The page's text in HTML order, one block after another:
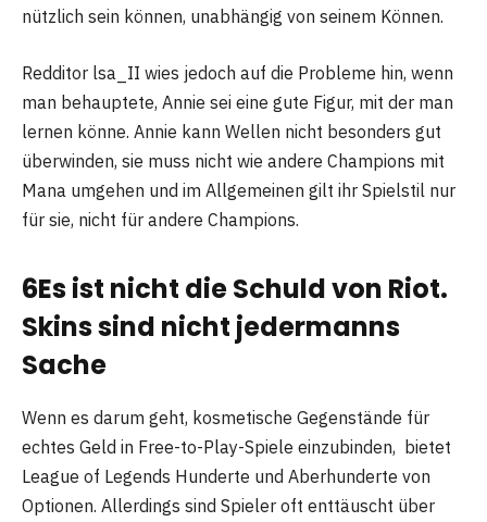
nützlich sein können, unabhängig von seinem Können.
Redditor lsa_II wies jedoch auf die Probleme hin, wenn
man behauptete, Annie sei eine gute Figur, mit der man
lernen könne. Annie kann Wellen nicht besonders gut
überwinden, sie muss nicht wie andere Champions mit
Mana umgehen und im Allgemeinen gilt ihr Spielstil nur
für sie, nicht für andere Champions.
6Es ist nicht die Schuld von Riot.
Skins sind nicht jedermanns
Sache
Wenn es darum geht, kosmetische Gegenstände für
echtes Geld in Free-to-Play-Spiele einzubinden, bietet
League of Legends Hunderte und Aberhunderte von
Optionen. Allerdings sind Spieler oft enttäuscht über